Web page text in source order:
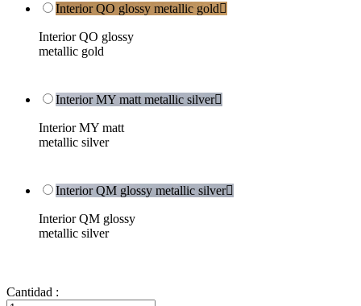
Interior QO glossy metallic gold
Interior QO glossy
metallic gold
Interior MY matt metallic silver
Interior MY matt
metallic silver
Interior QM glossy metallic silver
Interior QM glossy
metallic silver
Cantidad :